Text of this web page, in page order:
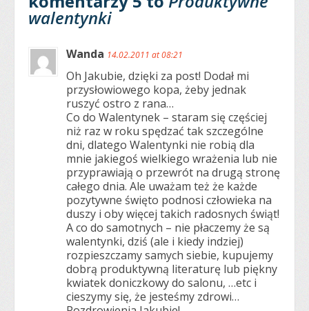
walentynki
Wanda 14.02.2011 at 08:21
Oh Jakubie, dzięki za post! Dodał mi
przysłowiowego kopa, żeby jednak
ruszyć ostro z rana…
Co do Walentynek – staram się częściej
niż raz w roku spędzać tak szczególne
dni, dlatego Walentynki nie robią dla
mnie jakiegoś wielkiego wrażenia lub nie
przyprawiają o przewrót na drugą stronę
całego dnia. Ale uważam też że każde
pozytywne święto podnosi człowieka na
duszy i oby więcej takich radosnych świąt!
A co do samotnych – nie płaczemy że są
walentynki, dziś (ale i kiedy indziej)
rozpieszczamy samych siebie, kupujemy
dobrą produktywną literaturę lub piękny
kwiatek doniczkowy do salonu, …etc i
cieszymy się, że jesteśmy zdrowi…